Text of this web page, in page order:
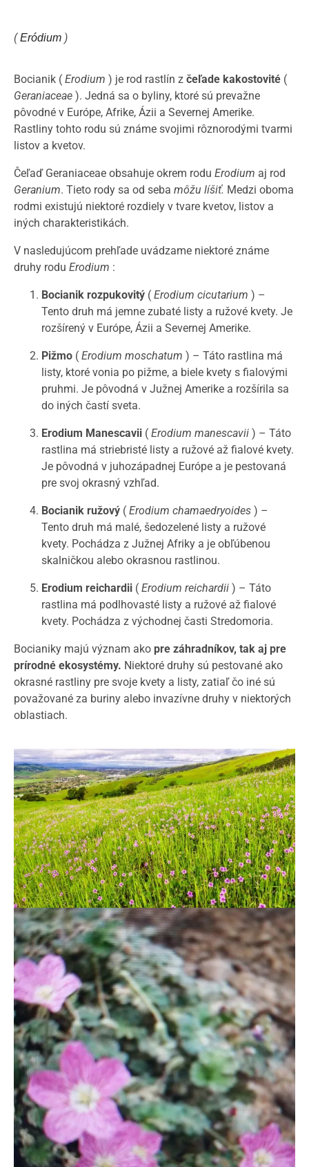
(Eródium )
Bocianik ( Erodium ) je rod rastlín z čeľade kakostovité (
Geraniaceae ). Jedná sa o byliny, ktoré sú prevažne
pôvodné v Európe, Afrike, Ázii a Severnej Amerike.
Rastliny tohto rodu sú známe svojimi rôznorodými tvarmi
listov a kvetov.
Čeľaď Geraniaceae obsahuje okrem rodu Erodium aj rod
Geranium. Tieto rody sa od seba môžu líšiť. Medzi oboma
rodmi existujú niektoré rozdiely v tvare kvetov, listov a
iných charakteristikách.
V nasledujúcom prehľade uvádzame niektoré známe
druhy rodu Erodium :
Bocianik rozpukovitý ( Erodium cicutarium ) –
Tento druh má jemne zubaté listy a ružové kvety. Je
rozšírený v Európe, Ázii a Severnej Amerike.
Pižmo ( Erodium moschatum ) – Táto rastlina má
listy, ktoré vonia po pižme, a biele kvety s fialovými
pruhmi. Je pôvodná v Južnej Amerike a rozšírila sa
do iných častí sveta.
Erodium Manescavii ( Erodium manescavii ) – Táto
rastlina má striebristé listy a ružové až fialové kvety.
Je pôvodná v juhozápadnej Európe a je pestovaná
pre svoj okrasný vzhľad.
Bocianik ružový ( Erodium chamaedryoides ) –
Tento druh má malé, šedozelené listy a ružové
kvety. Pochádza z Južnej Afriky a je obľúbenou
skalničkou alebo okrasnou rastlinou.
Erodium reichardii ( Erodium reichardii ) – Táto
rastlina má podlhovasté listy a ružové až fialové
kvety. Pochádza z východnej časti Stredomoria.
Bocianiky majú význam ako pre záhradníkov, tak aj pre
prírodné ekosystémy. Niektoré druhy sú pestované ako
okrasné rastliny pre svoje kvety a listy, zatiaľ čo iné sú
považované za buriny alebo invazívne druhy v niektorých
oblastiach.